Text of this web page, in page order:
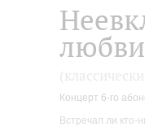
любви
Концерт 6-го
Встречал ли кто-